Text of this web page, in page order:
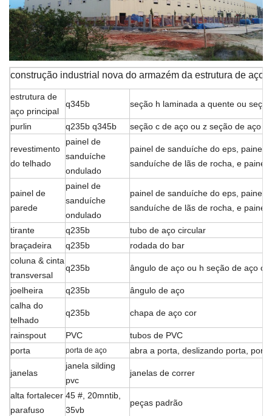
construção industrial nova do armazém da estrutura de aço
estrutura de
aço principal
q345b seção h laminada a quente ou
purlin q235b q345b seção c de aço ou z seção de aço
revestimento
do telhado
painel de
sanduíche
ondulado
painel de sanduíche do eps, painel
sanduíche de lãs de rocha, e painel
painel de
parede
painel de
sanduíche
ondulado
painel de sanduíche do eps, painel
sanduíche de lãs de rocha, e painel
tirante q235b
tubo de aço circular
braçadeira
q235b
rodada do bar
coluna & cinta
transversal
q235b ângulo de aço ou h seção de aço
joelheira q235b
ângulo de aço
calha do
telhado
q235b chapa de aço cor
rainspout PVC
tubos de PVC
porta
porta de aço abra a porta, deslizando porta,
janelas
janela silding
pvc
janelas de correr
alta fortalecer
parafuso
45 #, 20mntib,
35vb
peças padrão